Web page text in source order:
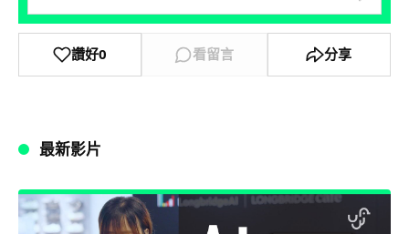
讚好0 看留言 分享
最新影片